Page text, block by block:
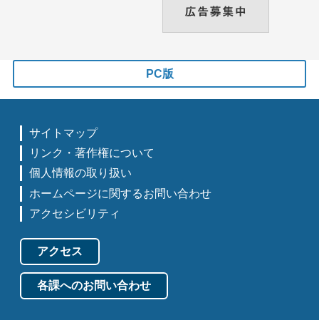
PC版
サイトマップ
リンク・著作権について
個人情報の取り扱い
ホームページに関するお問い合わせ
アクセシビリティ
アクセス
各課へのお問い合わせ